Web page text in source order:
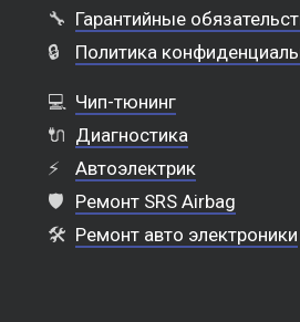
🔧 Гарантийные
🔒
Политика
💻 Чип-тюнинг
🔌 Диагностика
⚡
Автоэлектрик
🛡️ Ремонт SRS Airbag
🛠️ Ремонт авто электроники